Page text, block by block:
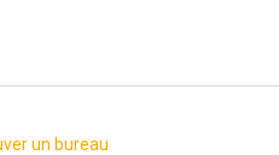
un bureau